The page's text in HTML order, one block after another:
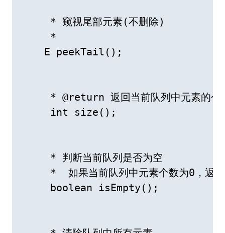
     * 窥视尾部元素(不删除)
     *
    E peekTail();
* @return 返回当前队列中元素的个
     int size();
     * 判断当前队列是否为空
*  如果当前队列中元素个数为0，返
     boolean isEmpty();